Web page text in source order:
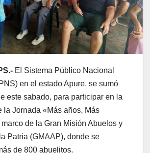
El Sistema Público Nacional
en el estado Apure, se sumó
este sabado, para participar en la
la Jornada «Más años, Más
de la Gran Misión Abuelos y
Patria (GMAAP), donde se
de 800 abuelitos.